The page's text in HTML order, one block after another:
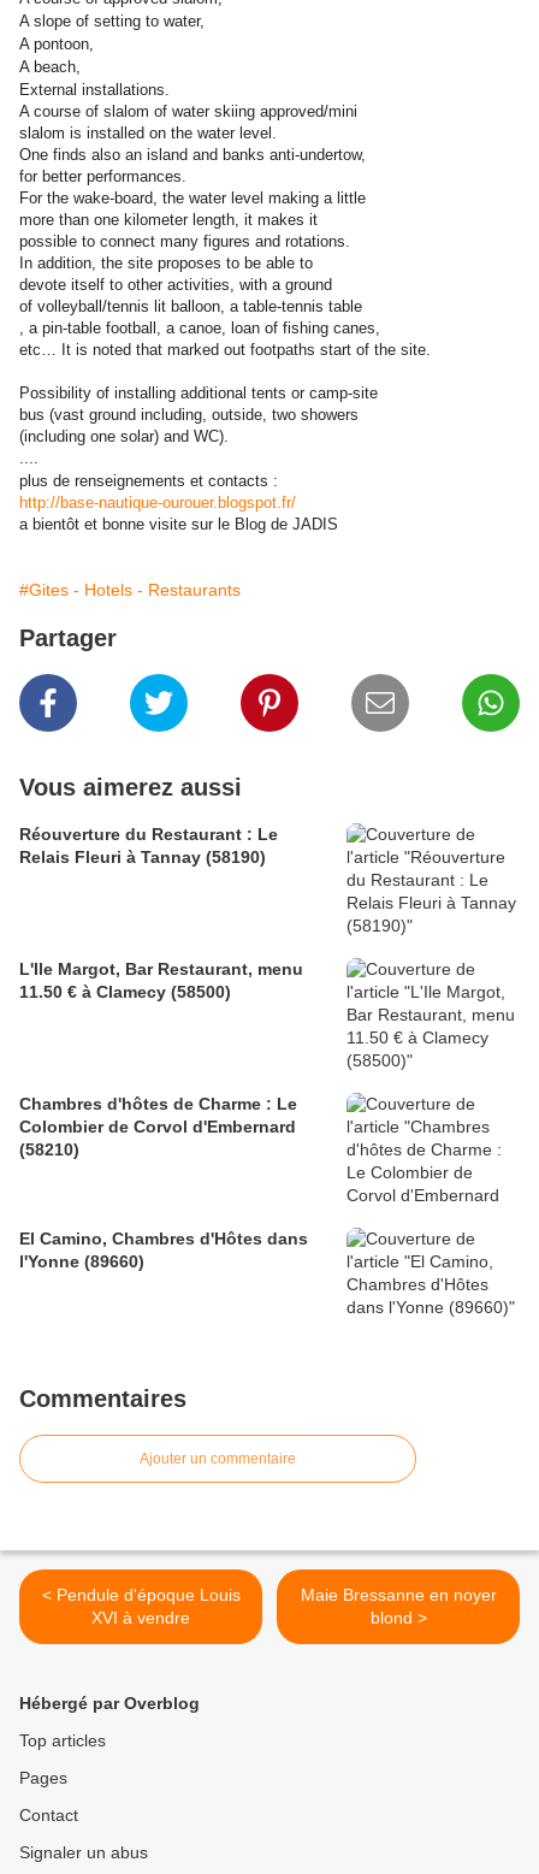
A slope of setting to water,
A pontoon,
A beach,
External installations.
A course of slalom of water skiing approved/mini
slalom is installed on the water level.
One finds also an island and banks anti-undertow,
for better performances.
For the wake-board, the water level making a little
more than one kilometer length, it makes it
possible to connect many figures and rotations.
In addition, the site proposes to be able to
devote itself to other activities, with a ground
of volleyball/tennis lit balloon, a table-tennis table
, a pin-table football, a canoe, loan of fishing canes,
etc… It is noted that marked out footpaths start of the site.
Possibility of installing additional tents or camp-site
bus (vast ground including, outside, two showers
(including one solar) and WC).
....
plus de renseignements et contacts :
http://base-nautique-ourouer.blogspot.fr/
a bientôt et bonne visite sur le Blog de JADIS
#Gites - Hotels - Restaurants
Partager
Vous aimerez aussi
Réouverture du Restaurant : Le
Relais Fleuri à Tannay (58190)
L'Ile Margot, Bar Restaurant, menu
11.50 € à Clamecy (58500)
Chambres d'hôtes de Charme : Le
Colombier de Corvol d'Embernard
(58210)
El Camino, Chambres d'Hôtes dans
l'Yonne (89660)
Commentaires
Ajouter un commentaire
< Pendule d'époque Louis
XVI à vendre
Maie Bressanne en noyer
blond >
Hébergé par Overblog
Top articles
Pages
Contact
Signaler un abus